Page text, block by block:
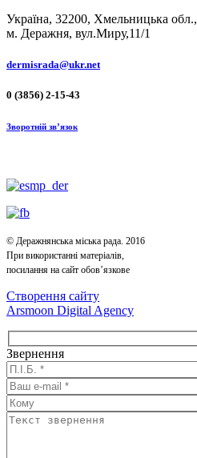
Україна, 32200, Хмельницька обл.,
м. Деражня, вул.Миру,11/1
dermisrada@ukr.net
0 (3856) 2-15-43
Зворотній зв’язок
© Деражнянська міська рада. 2016
При використанні матеріалів,
посилання на сайт обов’язкове
Створення сайту
Arsmoon Digital Agency
Звернення